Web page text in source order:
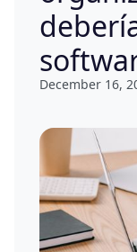
December 16,